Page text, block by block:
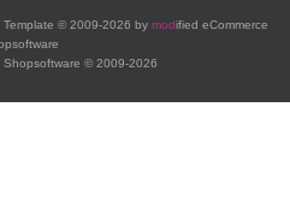
© 2009-2026 by modified eCommerce
Shopsoftware © 2009-2026